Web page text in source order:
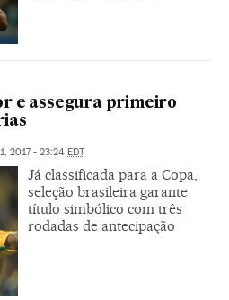
e assegura primeiro
2017 - 23:24 EDT
Já classificada para a Copa,
seleção brasileira garante
título simbólico com três
rodadas de antecipação